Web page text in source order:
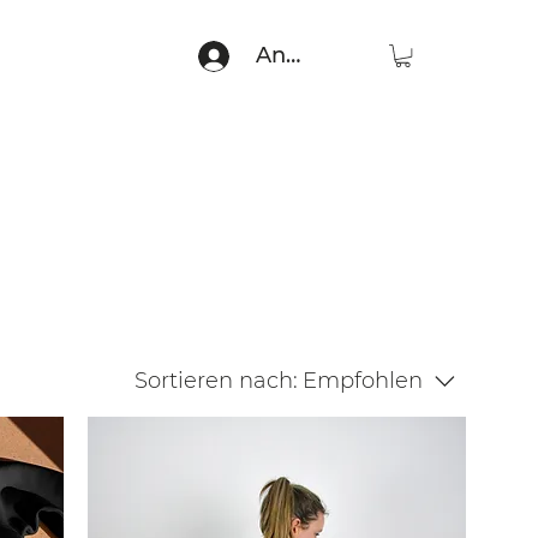
Anmelden
Sortieren nach: Empfohlen